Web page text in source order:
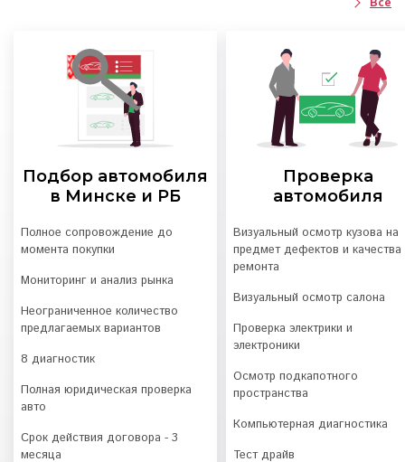
Подбор автомобиля
в Минске и РБ
Полное сопровождение до
момента покупки
Мониторинг и анализ рынка
Неограниченное количество
предлагаемых вариантов
8 диагностик
Полная юридическая проверка
авто
Срок действия договора - 3
месяца
Проверка
автомобиля
Визуальный осмотр кузова на
предмет дефектов и качества
ремонта
Визуальный осмотр салона
Проверка электрики и
электроники
Осмотр подкапотного
пространства
Компьютерная диагностика
Тест драйв